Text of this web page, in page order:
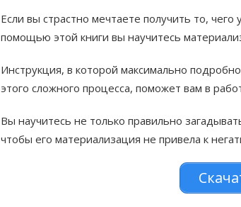
Если вы страстно мечтаете получить то,
помощью этой книги вы научитесь
Инструкция, в которой максимально
этого сложного процесса, поможет вам в
Вы научитесь не только правильно
чтобы его материализация не привела к